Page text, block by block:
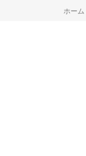
ホーム